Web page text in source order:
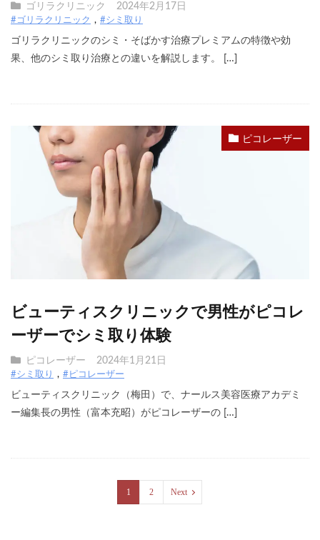
ゴリラクリニック 2024年2月17日
#ゴリラクリニック #シミ取り
ゴリラクリニックのシミ・そばかす治療プレミアムの特徴や効
果、他のシミ取り治療との違いを解説します。 […]
ピコレーザー
ビューティスクリニックで男性がピコレ
ーザーでシミ取り体験
ピコレーザー 2024年1月21日
#シミ取り #ピコレーザー
ビューティスクリニック（梅田）で、ナールス美容医療アカデミ
ー編集長の男性（富本充昭）がピコレーザーの […]
1 2 Next